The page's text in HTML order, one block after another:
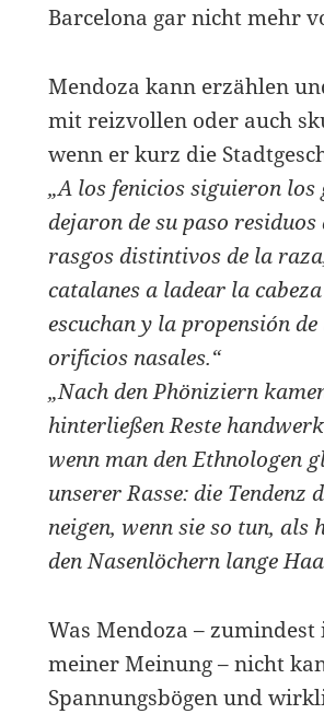
Barcelona gar nicht mehr
Mendoza kann erzählen
mit reizvollen oder auch
wenn er kurz die
„A los fenicios siguieron
dejaron de su paso
rasgos distintivos de la
catalanes a ladear la
escuchan y la propensión
orificios nasales.“
„Nach den Phöniziern
hinterließen Reste
wenn man den Ethnologen
unserer Rasse: die
neigen, wenn sie so tun, als
den Nasenlöchern lange
Was Mendoza –
meiner Meinung – nicht
Spannungsbögen und